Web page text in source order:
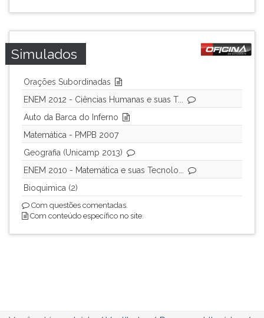
Simulados
Orações Subordinadas
ENEM 2012 - Ciências Humanas e suas T...
Auto da Barca do Inferno
Matemática - PMPB 2007
Geografia (Unicamp 2013)
ENEM 2010 - Matemática e suas Tecnolo...
Bioquimica (2)
Com questões comentadas.
Com conteúdo específico no site.